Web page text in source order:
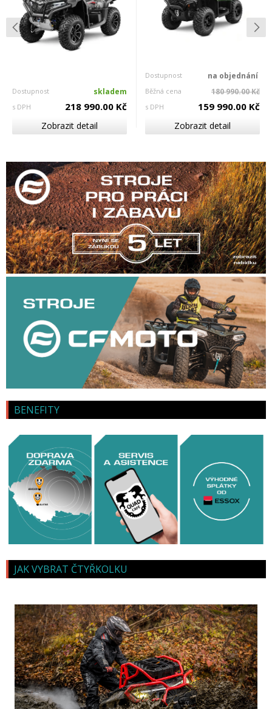
Dostupnost skladem
s DPH 218 990.00 Kč
Zobrazit detail
Dostupnost na objednání
Běžná cena 180 990.00 Kč
s DPH 159 990.00 Kč
Zobrazit detail
BENEFITY
JAK VYBRAT ČTYŘKOLKU